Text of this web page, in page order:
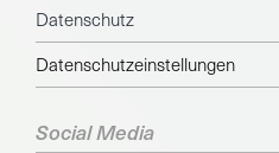
Datenschutz
Datenschutzeinstellungen
Social Media